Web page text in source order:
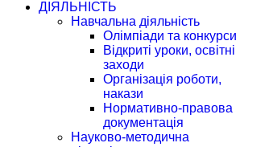
ДІЯЛЬНІСТЬ
Навчальна діяльність
Олімпіади та конкурси
Відкриті уроки, освітні
заходи
Організація роботи,
накази
Нормативно-правова
документація
Науково-методична